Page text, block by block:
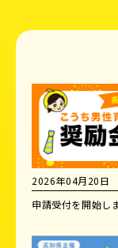
2026年04月20日
申請受付を開始し